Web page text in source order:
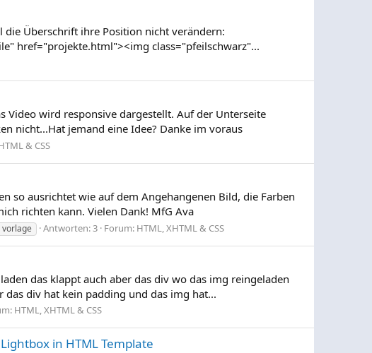
Überschrift ihre Position nicht verändern:
href="projekte.html"><img class="pfeilschwarz"...
Video wird responsive dargestellt. Auf der Unterseite
nicht...Hat jemand eine Idee? Danke im voraus
& CSS
so ausrichtet wie auf dem Angehangenen Bild, die Farben
richten kann. Vielen Dank! MfG Ava
vorlage Antworten: 3 Forum: HTML, XHTML & CSS
das klappt auch aber das div wo das img reingeladen
div hat kein padding und das img hat...
HTML, XHTML & CSS
in HTML Template